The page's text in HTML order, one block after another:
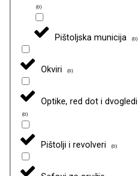
(0)
Pištoljska municija (0)
Okviri (0)
Optike, red dot i dvogledi
(0)
Pištolji i revolveri (0)